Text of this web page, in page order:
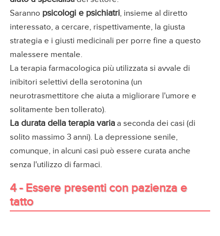
Saranno psicologi e psichiatri, insieme al diretto
interessato, a cercare, rispettivamente, la giusta
strategia e i giusti medicinali per porre fine a questo
malessere mentale.
La terapia farmacologica più utilizzata si avvale di
inibitori selettivi della serotonina (un
neurotrasmettitore che aiuta a migliorare l'umore e
solitamente ben tollerato).
La durata della terapia varia a seconda dei casi (di
solito massimo 3 anni). La depressione senile,
comunque, in alcuni casi può essere curata anche
senza l'utilizzo di farmaci.
4 - Essere presenti con pazienza e
tatto